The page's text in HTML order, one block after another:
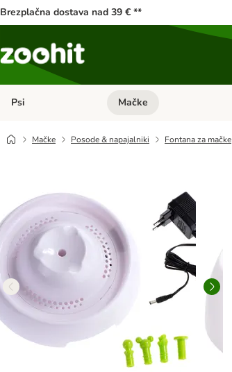
Brezplačna dostava nad 39 € **
Psi Odprite meni kategorij: Psi
Mačke
Mačke Posode & napajalniki Fontana za mačke